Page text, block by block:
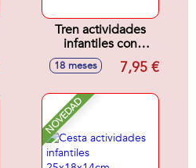
Tren actividades
infantiles con
sonidos
16'5x8'5x11cm -
18 meses 7,95 €
NOVEDAD